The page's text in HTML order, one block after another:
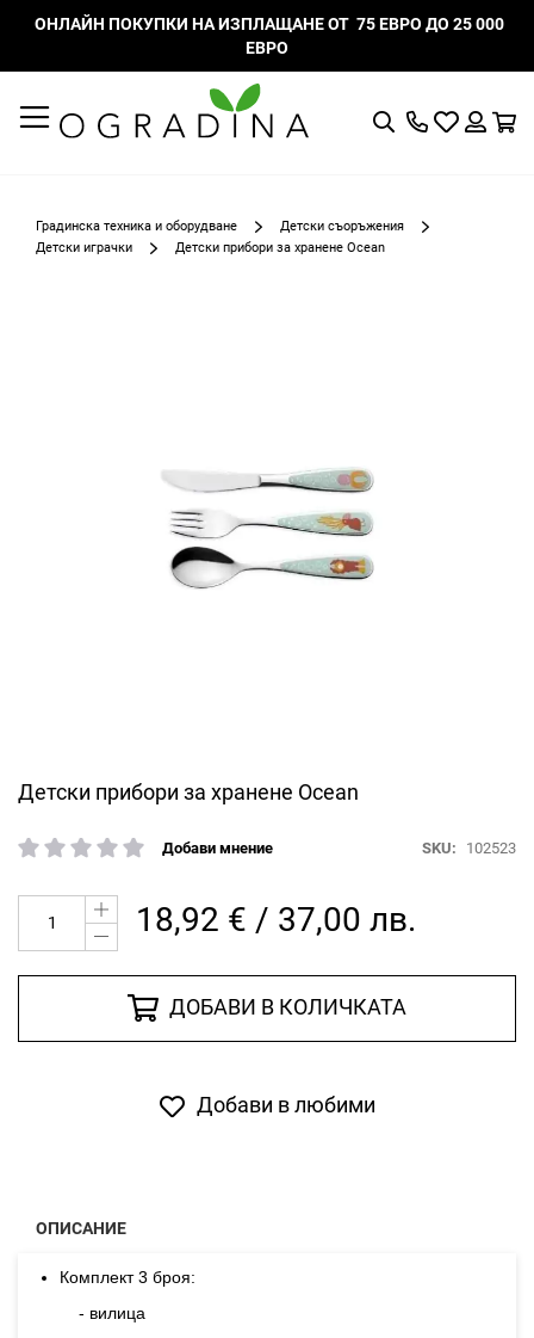
ОНЛАЙН ПОКУПКИ НА ИЗПЛАЩАНЕ ОТ 75 ЕВРО ДО 25 000
ЕВРО
ТърсенеМоят
Градинска техника и оборудване
Детски съоръжения
Детски играчки
Детски прибори за хранене Ocean
Детски прибори за хранене Ocean
рейтинг:
Добави мнение SKU 102523
18,92 € / 37,00 лв.
ДОБАВИ В КОЛИЧКАТА
Добави в любими
Преминете
началото
на
снимки
ОПИСАНИЕ
Комплект 3 броя:
- вилица